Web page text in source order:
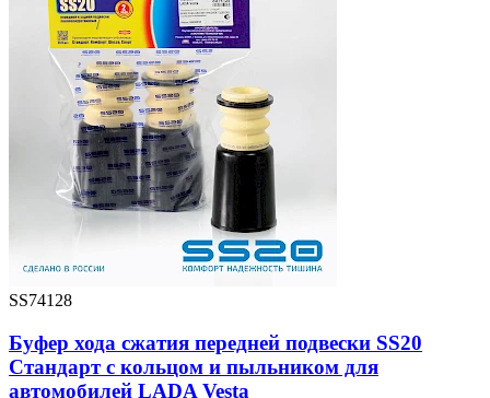
SS74128
Буфер хода сжатия передней подвески SS20
Стандарт с кольцом и пыльником для
автомобилей LADA Vesta